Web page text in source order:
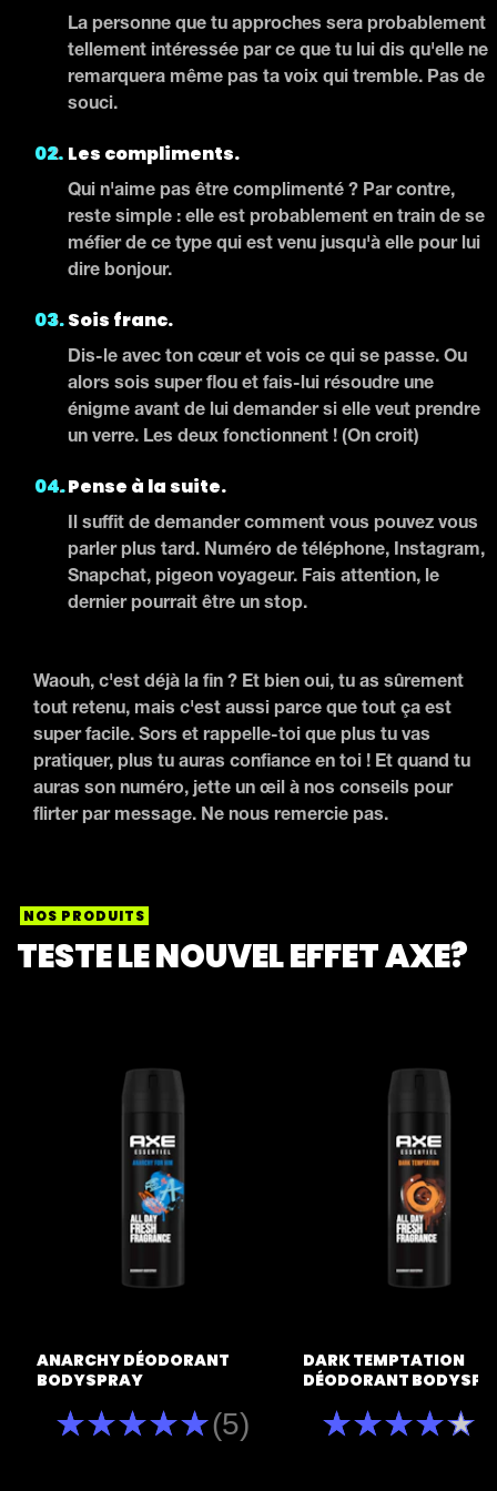
La personne que tu approches sera probablement
tellement intéressée par ce que tu lui dis qu'elle ne
remarquera même pas ta voix qui tremble. Pas de
souci.
Les compliments.
Qui n'aime pas être complimenté ? Par contre,
reste simple : elle est probablement en train de se
méfier de ce type qui est venu jusqu'à elle pour lui
dire bonjour.
Sois franc.
Dis-le avec ton cœur et vois ce qui se passe. Ou
alors sois super flou et fais-lui résoudre une
énigme avant de lui demander si elle veut prendre
un verre. Les deux fonctionnent ! (On croit)
Pense à la suite.
Il suffit de demander comment vous pouvez vous
parler plus tard. Numéro de téléphone, Instagram,
Snapchat, pigeon voyageur. Fais attention, le
dernier pourrait être un stop.
Waouh, c'est déjà la fin ? Et bien oui, tu as sûrement
tout retenu, mais c'est aussi parce que tout ça est
super facile. Sors et rappelle-toi que plus tu vas
pratiquer, plus tu auras confiance en toi ! Et quand tu
auras son numéro, jette un œil à nos conseils pour
flirter par message. Ne nous remercie pas.
NOS PRODUITS
TESTE LE NOUVEL EFFET AXE?
ANARCHY DÉODORANT
BODYSPRAY
La
note
(5)
DARK TEMPTATION
DÉODORANT
La
note